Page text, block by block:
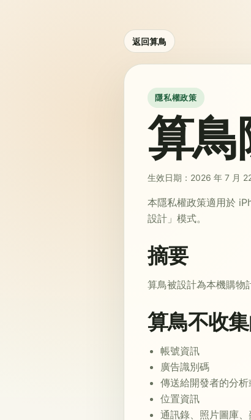
返回算鳥
隱私權政策
算鳥
生效日期：2026 年 7 月
本隱私權政策適用於
設計」模式。
摘要
算鳥被設計為本機購物
算鳥不收
帳號資訊
廣告識別碼
傳送給開發者的分
位置資訊
通訊錄、照片圖庫